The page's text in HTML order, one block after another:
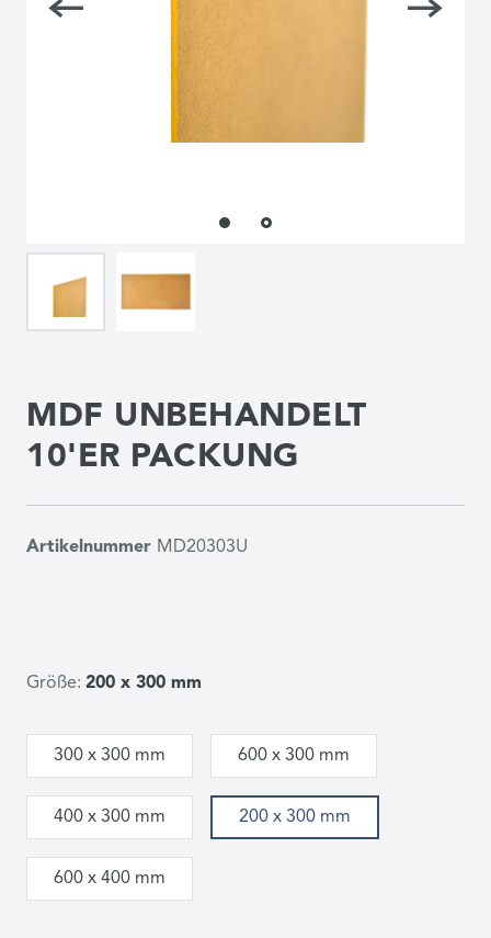
MDF UNBEHANDELT
10'ER PACKUNG
Artikelnummer MD20303U
Größe: 200 x 300 mm
300 x 300 mm 600 x 300 mm
400 x 300 mm 200 x 300 mm
600 x 400 mm